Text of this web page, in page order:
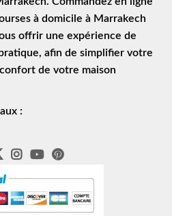
à domicile à Marrakech
offrir une expérience de
afin de simplifier votre
de votre maison
: